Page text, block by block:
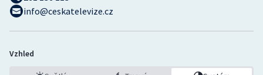
info@ceskatelevize.cz
Vzhled